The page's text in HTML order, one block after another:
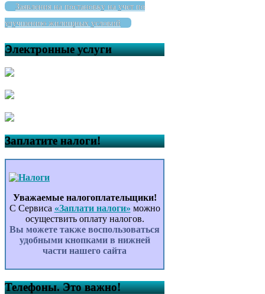
Заявления на постановку на учет по
улучшению жилищных условий
Электронные услуги
Заплатите налоги!
Уважаемые налогоплательщики!
С Сервиса «Заплати налоги» можно
осуществить оплату налогов.
Вы можете также воспользоваться
удобными кнопками в нижней
части нашего сайта
Телефоны. Это важно!